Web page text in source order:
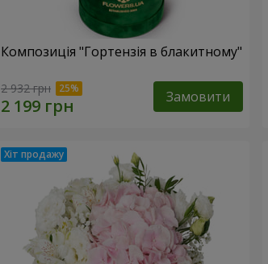
Композиція "Гортензія в блакитному"
2 932 грн Замовити